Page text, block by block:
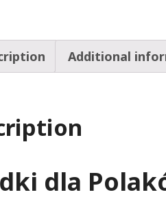
Additional
dla